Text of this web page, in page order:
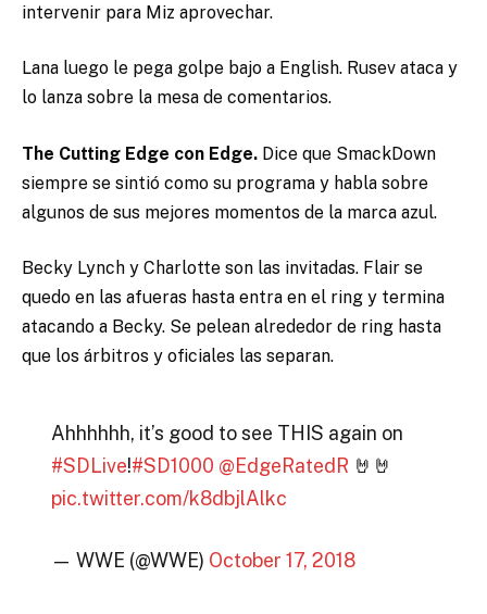
intervenir para Miz aprovechar.
Lana luego le pega golpe bajo a English. Rusev ataca y
lo lanza sobre la mesa de comentarios.
The Cutting Edge con Edge. Dice que SmackDown
siempre se sintió como su programa y habla sobre
algunos de sus mejores momentos de la marca azul.
Becky Lynch y Charlotte son las invitadas. Flair se
quedo en las afueras hasta entra en el ring y termina
atacando a Becky. Se pelean alrededor de ring hasta
que los árbitros y oficiales las separan.
Ahhhhhh, it’s good to see THIS again on
#SDLive!#SD1000 @EdgeRatedR 🤘🤘
pic.twitter.com/k8dbjlAlkc
— WWE (@WWE) October 17, 2018